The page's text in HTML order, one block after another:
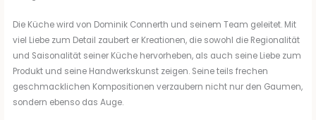
Die Küche wird von Dominik Connerth und seinem Team geleitet. Mit
viel Liebe zum Detail zaubert er Kreationen, die sowohl die Regionalität
und Saisonalität seiner Küche hervorheben, als auch seine Liebe zum
Produkt und seine Handwerkskunst zeigen. Seine teils frechen
geschmacklichen Kompositionen verzaubern nicht nur den Gaumen,
sondern ebenso das Auge.